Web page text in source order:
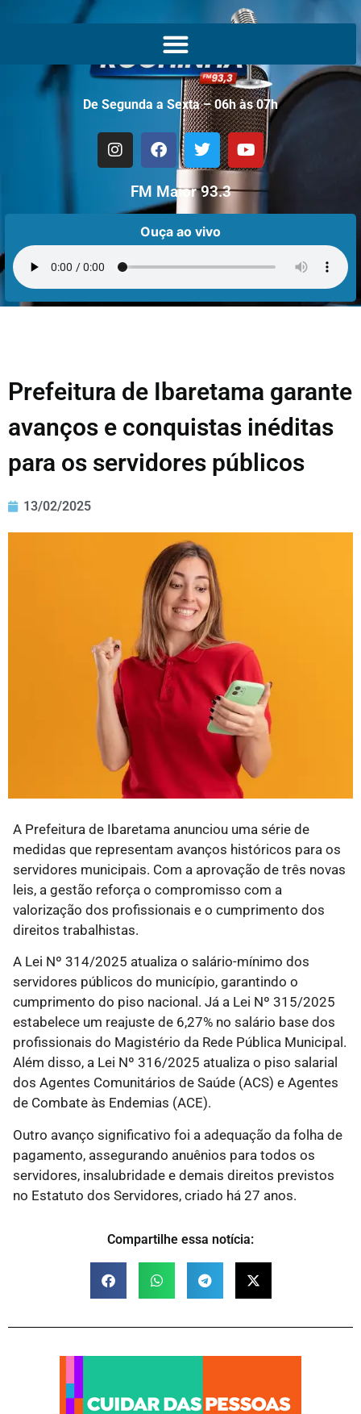
De Segunda a Sexta – 06h às 07h
FM Maior 93.3
Ouça ao vivo
Prefeitura de Ibaretama garante
avanços e conquistas inéditas
para os servidores públicos
13/02/2025
A Prefeitura de Ibaretama anunciou uma série de
medidas que representam avanços históricos para os
servidores municipais. Com a aprovação de três novas
leis, a gestão reforça o compromisso com a
valorização dos profissionais e o cumprimento dos
direitos trabalhistas.
A Lei Nº 314/2025 atualiza o salário-mínimo dos
servidores públicos do município, garantindo o
cumprimento do piso nacional. Já a Lei Nº 315/2025
estabelece um reajuste de 6,27% no salário base dos
profissionais do Magistério da Rede Pública Municipal.
Além disso, a Lei Nº 316/2025 atualiza o piso salarial
dos Agentes Comunitários de Saúde (ACS) e Agentes
de Combate às Endemias (ACE).
Outro avanço significativo foi a adequação da folha de
pagamento, assegurando anuênios para todos os
servidores, insalubridade e demais direitos previstos
no Estatuto dos Servidores, criado há 27 anos.
Compartilhe essa notícia: